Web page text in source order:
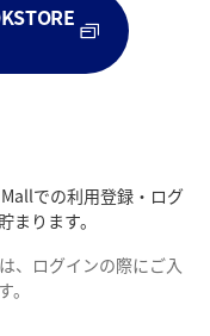
での利用登録・ログ
ります。
、ログインの際にご入